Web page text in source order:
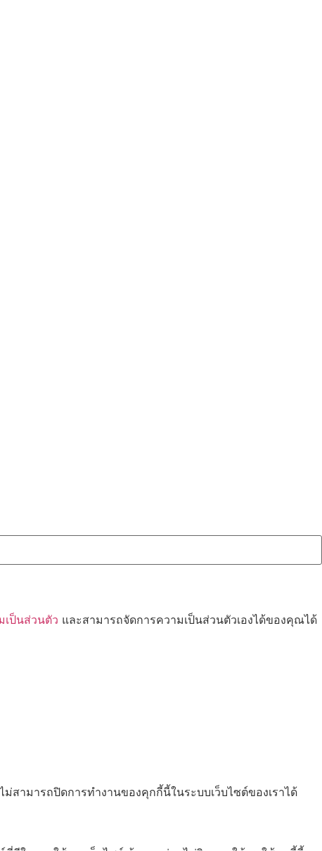
เป็นส่วนตัว และสามารถจัดการความเป็นส่วนตัวเองได้ของคุณได้
สามารถปิดการทำงานของคุกกี้นี้ในระบบเว็บไซต์ของเราได้